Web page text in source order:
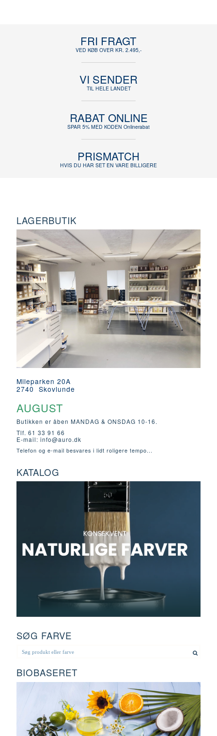
FRI FRAGT
VED KØB OVER KR. 2.495,-
VI SENDER
TIL HELE LANDET
RABAT ONLINE
SPAR 5% MED KODEN Onlinerabat
PRISMATCH
HVIS DU HAR SET EN VARE BILLIGERE
LAGERBUTIK
Mileparken 20A
2740 Skovlunde
AUGUST
Butikken er åben MANDAG & ONSDAG 10-16.
Tlf. 61 33 91 66
E-mail: info@auro.dk
Telefon og e-mail besvares i lidt roligere tempo...
KATALOG
SØG FARVE
BIOBASERET